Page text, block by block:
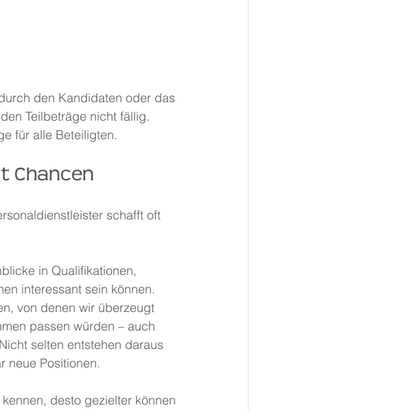
den Kandidaten oder das
Teilbeträge nicht fällig.
für alle Beteiligten.
Chancen
schafft oft
in Qualifikationen,
interessant sein können.
von denen wir überzeugt
passen würden – auch
selten entstehen daraus
neue Positionen.
desto gezielter können